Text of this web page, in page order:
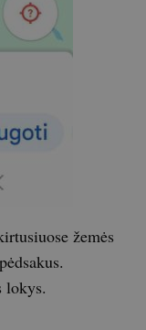
žemės
lokys.